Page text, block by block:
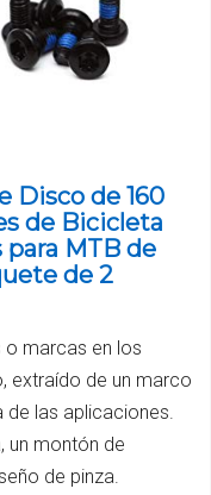
Disco de 160
de Bicicleta
MTB de
de 2
o marcas en los
extraído de un marco
de las aplicaciones.
un montón de
de pinza.